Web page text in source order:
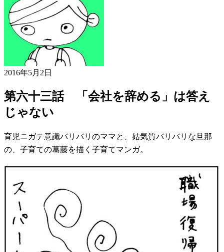
2016年5月2日
第六十三話 「会社を辞める」は答え
じゃない
育児ニガテ意識バリバリのママと、姑気質バリバリな旦那
の、子育ての葛藤を描く子育てマンガ。